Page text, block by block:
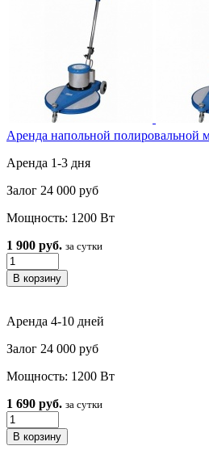
Аренда напольной
Аренда 1-3 дня
Залог 24 000 руб
Мощность: 1200 Вт
1 900 руб. за сутки
Аренда 4-10 дней
Залог 24 000 руб
Мощность: 1200 Вт
1 690 руб. за сутки